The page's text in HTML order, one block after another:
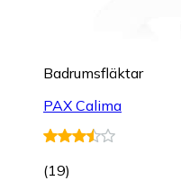
Badrumsfläktar
PAX Calima
(19)